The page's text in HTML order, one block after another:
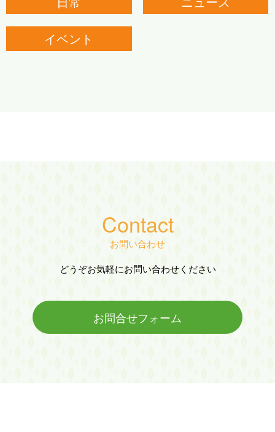
イベント
Contact
お問い合わせ
どうぞお気軽にお問い合わせください
お問合せフォーム